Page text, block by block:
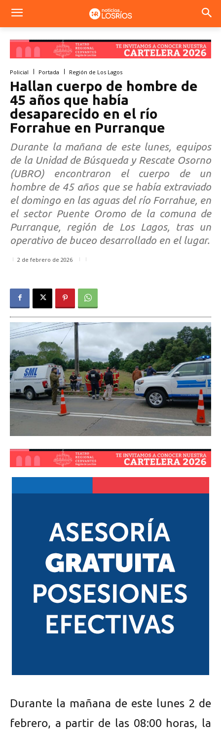
Policial Portada Región de Los Lagos
Hallan cuerpo de hombre de
45 años que había
desaparecido en el río
Forrahue en Purranque
Durante la mañana de este lunes, equipos
de la Unidad de Búsqueda y Rescate Osorno
(UBRO) encontraron el cuerpo de un
hombre de 45 años que se había extraviado
el domingo en las aguas del río Forrahue, en
el sector Puente Oromo de la comuna de
Purranque, región de Los Lagos, tras un
operativo de buceo desarrollado en el lugar.
2 de febrero de 2026
Durante la mañana de este lunes 2 de
febrero, a partir de las 08:00 horas, la